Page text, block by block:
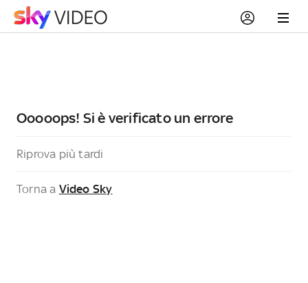
Ooooops! Si è verificato un errore
Riprova più tardi
Torna a Video Sky